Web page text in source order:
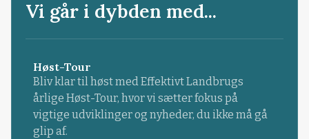
Vi går i dybden med...
Høst-Tour
Bliv klar til høst med Effektivt Landbrugs
årlige Høst-Tour, hvor vi sætter fokus på
vigtige udviklinger og nyheder, du ikke må gå
glip af.